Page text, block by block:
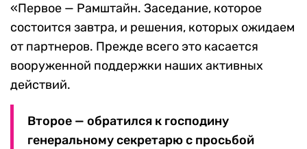
«Первое — Рамштайн. Заседание, которое
состоится завтра, и решения, которых ожидаем
от партнеров. Прежде всего это касается
вооруженной поддержки наших активных
действий.
Второе — обратился к господину
генеральному секретарю с просьбой